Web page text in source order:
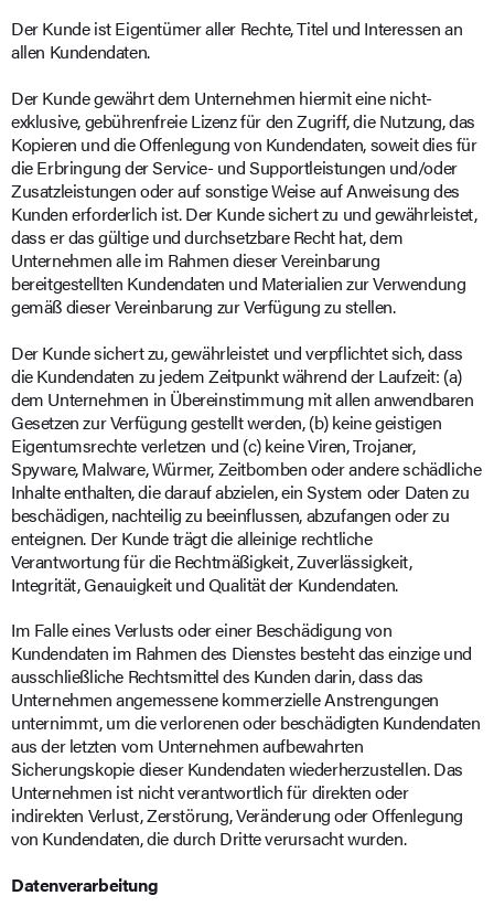
Der Kunde ist Eigentümer aller Rechte, Titel und Interessen an
allen Kundendaten.
Der Kunde gewährt dem Unternehmen hiermit eine nicht-
exklusive, gebührenfreie Lizenz für den Zugriff, die Nutzung, das
Kopieren und die Offenlegung von Kundendaten, soweit dies für
die Erbringung der Service- und Supportleistungen und/oder
Zusatzleistungen oder auf sonstige Weise auf Anweisung des
Kunden erforderlich ist. Der Kunde sichert zu und gewährleistet,
dass er das gültige und durchsetzbare Recht hat, dem
Unternehmen alle im Rahmen dieser Vereinbarung
bereitgestellten Kundendaten und Materialien zur Verwendung
gemäß dieser Vereinbarung zur Verfügung zu stellen.
Der Kunde sichert zu, gewährleistet und verpflichtet sich, dass
die Kundendaten zu jedem Zeitpunkt während der Laufzeit: (a)
dem Unternehmen in Übereinstimmung mit allen anwendbaren
Gesetzen zur Verfügung gestellt werden, (b) keine geistigen
Eigentumsrechte verletzen und (c) keine Viren, Trojaner,
Spyware, Malware, Würmer, Zeitbomben oder andere schädliche
Inhalte enthalten, die darauf abzielen, ein System oder Daten zu
beschädigen, nachteilig zu beeinflussen, abzufangen oder zu
enteignen. Der Kunde trägt die alleinige rechtliche
Verantwortung für die Rechtmäßigkeit, Zuverlässigkeit,
Integrität, Genauigkeit und Qualität der Kundendaten.
Im Falle eines Verlusts oder einer Beschädigung von
Kundendaten im Rahmen des Dienstes besteht das einzige und
ausschließliche Rechtsmittel des Kunden darin, dass das
Unternehmen angemessene kommerzielle Anstrengungen
unternimmt, um die verlorenen oder beschädigten Kundendaten
aus der letzten vom Unternehmen aufbewahrten
Sicherungskopie dieser Kundendaten wiederherzustellen. Das
Unternehmen ist nicht verantwortlich für direkten oder
indirekten Verlust, Zerstörung, Veränderung oder Offenlegung
von Kundendaten, die durch Dritte verursacht wurden.
Datenverarbeitung